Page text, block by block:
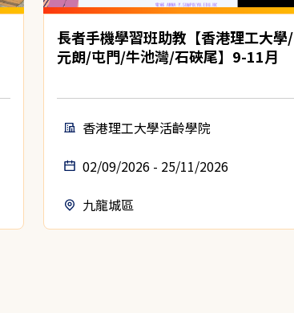
長者手機學習班助教【香港理工大學/
元朗/屯門/牛池灣/石硤尾】9-11月
香港理工大學活齡學院
02/09/2026 - 25/11/2026
九龍城區